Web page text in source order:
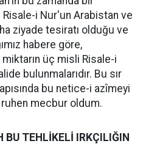
i Nur'un Arabistan ve
ziyade tesiratı olduğu ve
habere göre,
üç misli Risale-i
bulunmalarıdır. Bu sır
bu netice-i azîmeyi
mecbur oldum.
TEHLİKELİ IRKÇILIĞIN